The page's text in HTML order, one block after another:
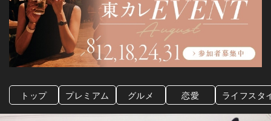
トップ プレミアム グルメ 恋愛 ライフスタ